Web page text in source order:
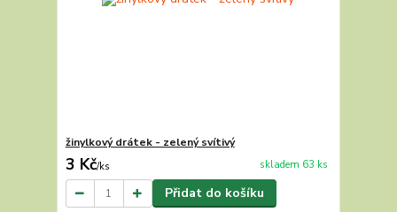
žinylkový drátek - zelený svítivý
3 Kč/ks skladem 63 ks
Přidat do košíku